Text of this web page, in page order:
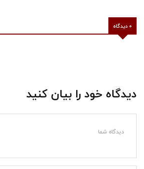
0 دیدگاه
دیدگاه خود را بیان کنید